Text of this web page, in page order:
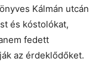
Kálmán utcán
és kóstolókat,
fedett
az érdeklődőket.